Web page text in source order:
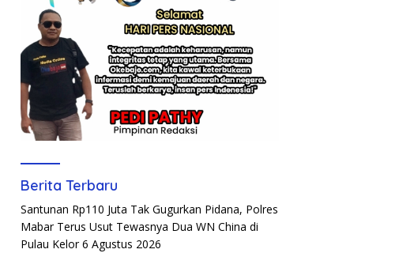
Berita Terbaru
Santunan Rp110 Juta Tak Gugurkan Pidana, Polres
Mabar Terus Usut Tewasnya Dua WN China di
Pulau Kelor 6 Agustus 2026